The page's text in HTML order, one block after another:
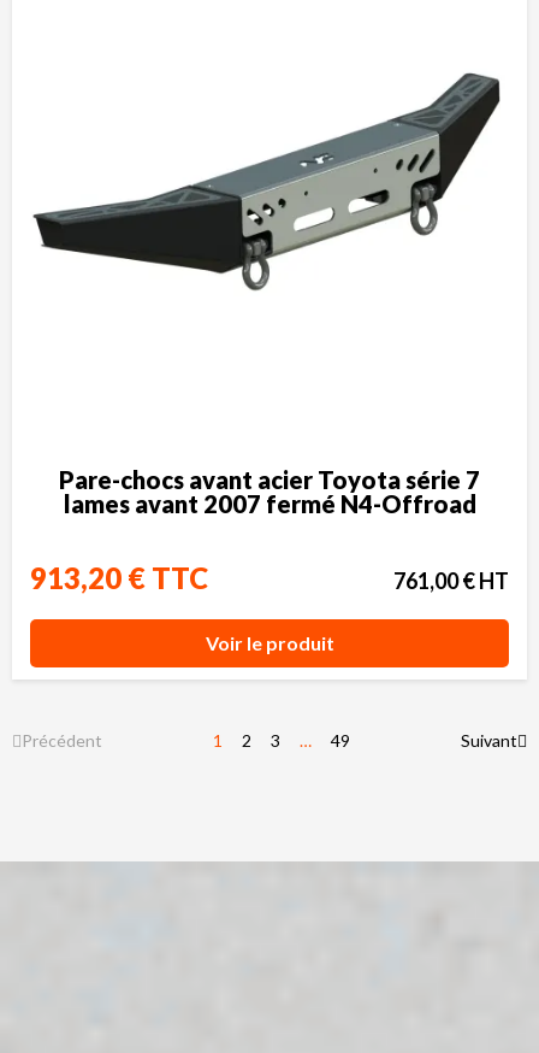
Pare-chocs avant acier Toyota série 7
lames avant 2007 fermé N4-Offroad
913,20 € TTC 761,00 € HT
Voir le produit
Précédent 1 2 3 … 49 Suivant